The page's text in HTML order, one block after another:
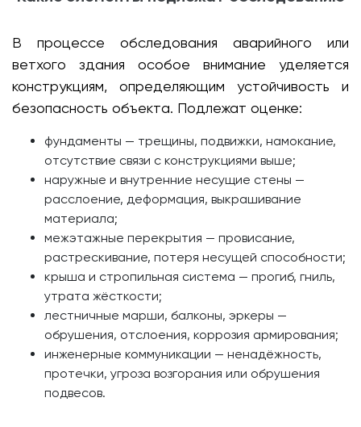
В процессе обследования аварийного или
ветхого здания особое внимание уделяется
конструкциям, определяющим устойчивость и
безопасность объекта. Подлежат оценке:
фундаменты — трещины, подвижки, намокание,
отсутствие связи с конструкциями выше;
наружные и внутренние несущие стены —
расслоение, деформация, выкрашивание
материала;
межэтажные перекрытия — провисание,
растрескивание, потеря несущей способности;
крыша и стропильная система — прогиб, гниль,
утрата жёсткости;
лестничные марши, балконы, эркеры —
обрушения, отслоения, коррозия армирования;
инженерные коммуникации — ненадёжность,
протечки, угроза возгорания или обрушения
подвесов.